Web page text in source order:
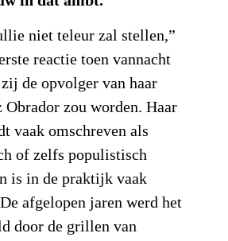
niet teleur zal stellen,”
reactie toen vannacht
de opvolger van haar
zou worden. Haar
vaak omschreven als
of zelfs populistisch
is in de praktijk vaak
afgelopen jaren werd het
door de grillen van